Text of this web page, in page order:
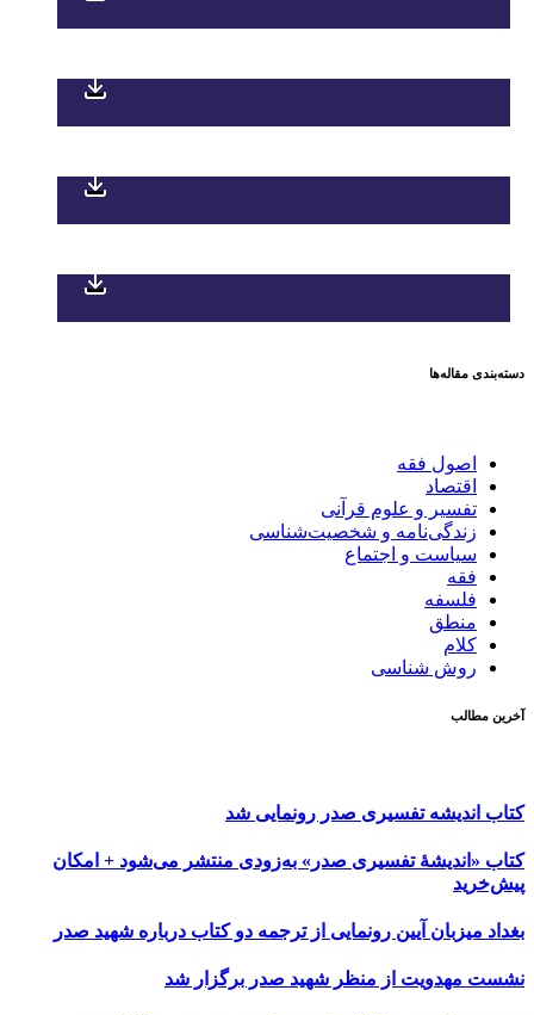
دسته‌بندی مقاله‌ها
اصول فقه
اقتصاد
تفسیر و علوم قرآنی
زندگی‌نامه و شخصیت‌شناسی
سیاست و اجتماع
فقه
فلسفه
منطق
کلام
روش شناسی
آخرین مطالب
کتاب اندیشه تفسیری صدر رونمایی شد
کتاب «اندیشۀ تفسیری صدر» به‌زودی منتشر می‌شود + امکان
پیش‌خرید
بغداد میزبان آیین رونمایی از ترجمه دو کتاب درباره شهید صدر
نشست مهدویت از منظر شهید صدر برگزار شد